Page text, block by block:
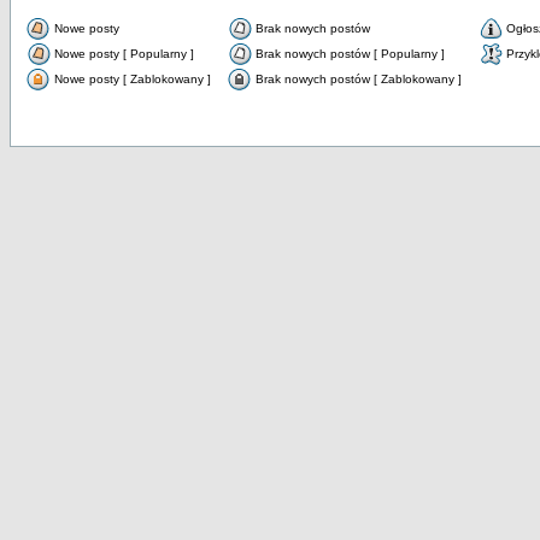
Nowe posty Brak nowych postów
Nowe posty [ Popularny ]
Brak nowych postów [ Popularny ]
Nowe posty [ Zablokowany ]
Brak nowych postów [ Zablokowany ]